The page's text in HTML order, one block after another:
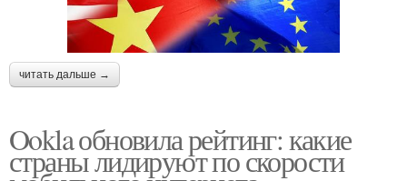
читать дальше →
Ookla обновила рейтинг: какие
страны лидируют по скорости